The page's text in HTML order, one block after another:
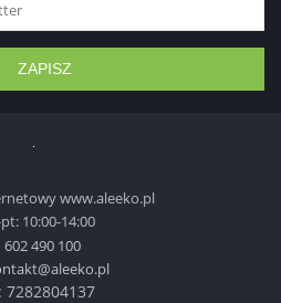
ZAPISZ
www.aleeko.pl
10:00-14:00
602 490 100
7282804137